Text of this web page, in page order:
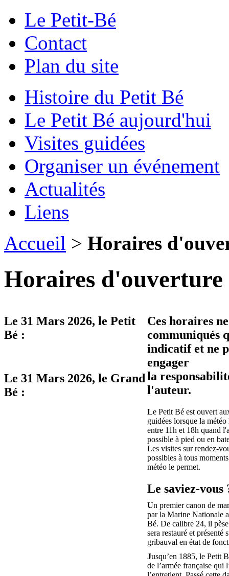
Le Petit-Bé
Contact
Plan du site
Histoire du Petit Bé
Le Petit Bé aujourd'hui
Visites guidées
Organiser un événement
Actualités
Liens
Accueil > Horaires
Horaires d'ouverture
Le 31 Mars 2026, le Petit
Bé :
Le 31 Mars 2026, le Grand
Bé :
Ces horaires
communiqués
indicatif et ne
engager
la
l'auteur.
Le Petit Bé est ouvert
guidées lorsque la météo
entre 11h et 18h quand
possible à pied ou en
Les visites sur rendez-
possibles à tous
météo le permet.
Le saviez-vous
Un premier canon de
par la Marine Nationale
Bé. De calibre 24, il
sera restauré et présenté
gribauval en état de
Jusqu’en 1885, le Petit
de l’armée française qui